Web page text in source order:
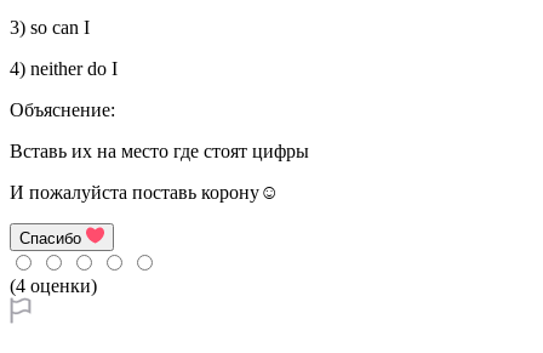
3) so can I
4) neither do I
Объяснение:
Вставь их на место где стоят цифры
И пожалуйста поставь корону☺️
Спасибо
(4 оценки)